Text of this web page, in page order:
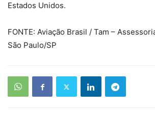
Estados Unidos.
FONTE: Aviação Brasil / Tam –
São Paulo/SP